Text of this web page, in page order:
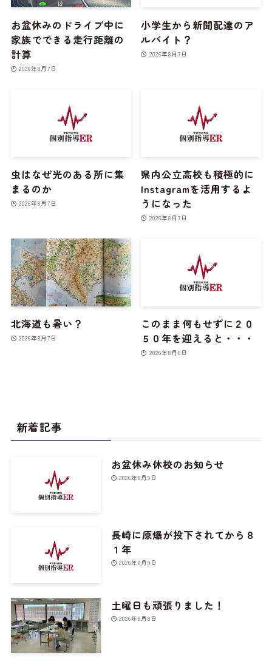
お盆休みのドライブ中に
家族でできる走行距離の
計算
2026年8月7日
小学生から新聞配達のア
ルバイト？
2026年8月7日
虫はなぜ光のある所に集
まるのか
2026年8月7日
県内公立高校も積極的に
Instagramを活用するよ
うになった
2026年8月7日
北海道も暑い？
2026年8月7日
このまま何もせずに２０
５０年を迎えると・・・
2026年8月6日
新着記事
お盆休み休校のお知らせ
2026年8月9日
長崎に原爆が投下されてから８
１年
2026年8月9日
土曜日も頑張りました！
2026年8月8日